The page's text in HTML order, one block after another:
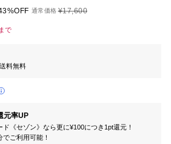
通常価格 ¥17,600
で
料無料
元率UP
《セゾン》なら更に¥100につき1pt還元！
ご利用可能！